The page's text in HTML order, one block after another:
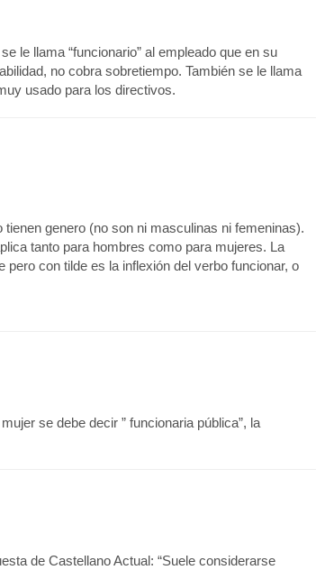
le llama “funcionario” al empleado que en su
no cobra sobretiempo. También se le llama
usado para los directivos.
genero (no son ni masculinas ni femeninas).
tanto para hombres como para mujeres. La
con tilde es la inflexión del verbo funcionar, o
se debe decir ” funcionaria pública”, la
de Castellano Actual: “Suele considerarse